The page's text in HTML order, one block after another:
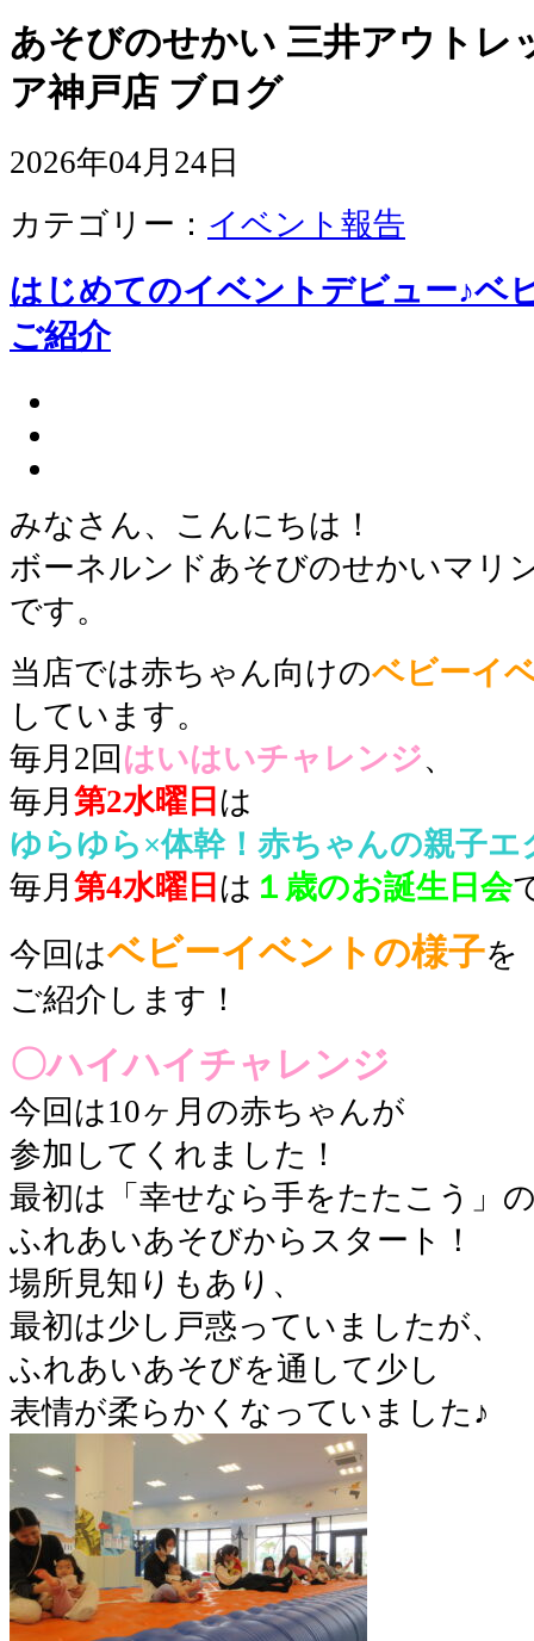
あそびのせかい 三井アウトレ
ア神戸店 ブログ
2026年04月24日
カテゴリー： イベント報告
はじめてのイベントデビュー♪ベ
ご紹介
みなさん、こんにちは！
ボーネルンドあそびのせかいマリ
です。
当店では赤ちゃん向けのベビーイ
しています。
毎月2回 はいはいチャレンジ、
毎月 第2水曜日 は
ゆらゆら×体幹！赤ちゃんの親子エ
毎月 第4水曜日 は １歳のお誕生日会
今回はベビーイベントの様子を
ご紹介します！
〇ハイハイチャレンジ
今回は10ヶ月の赤ちゃんが
参加してくれました！
最初は「幸せなら手をたたこう」
ふれあいあそびからスタート！
場所見知りもあり、
最初は少し戸惑っていましたが、
ふれあいあそびを通して少し
表情が柔らかくなっていました♪